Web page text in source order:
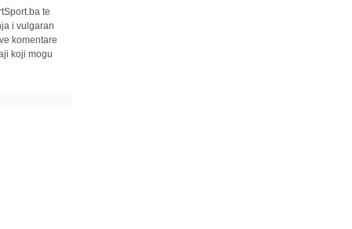
te
i vulgaran
komentare
koji mogu